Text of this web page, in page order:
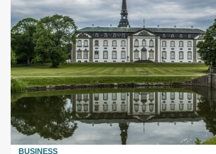
BUSINESS